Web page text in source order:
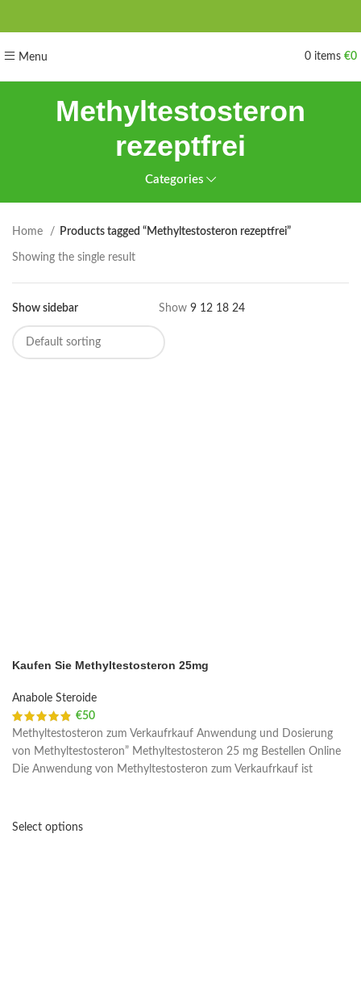
Menu 0 items €0
Methyltestosteron
rezeptfrei
Categories
Home Products tagged “Methyltestosteron rezeptfrei”
Showing the single result
Show sidebar Show 9 12 18 24
Kaufen Sie Methyltestosteron 25mg
Anabole Steroide
€50
Methyltestosteron zum Verkaufrkauf Anwendung und Dosierung
von Methyltestosteron” Methyltestosteron 25 mg Bestellen Online
Die Anwendung von Methyltestosteron zum Verkaufrkauf ist
Select options